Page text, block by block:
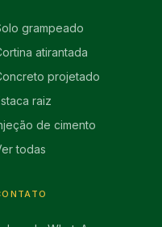
grampeado
atirantada
projetado
raiz
de cimento
todas